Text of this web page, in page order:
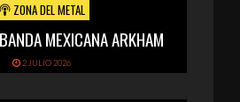
ZONA DEL METAL
MEXICANA ARKHAM
2 JULIO 2026